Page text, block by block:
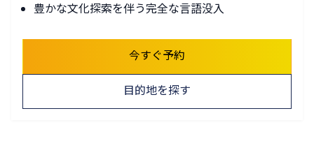
豊かな文化探索を伴う完全な言語没入
今すぐ予約
目的地を探す